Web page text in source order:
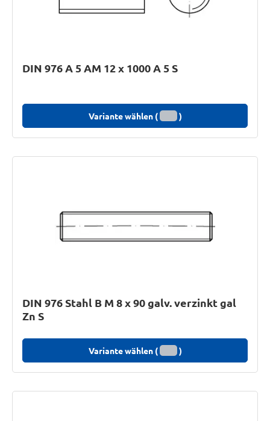
DIN 976 A 5 AM 12 x 1000 A 5 S
Variante wählen ( )
DIN 976 Stahl B M 8 x 90 galv. verzinkt gal
Zn S
Variante wählen ( )